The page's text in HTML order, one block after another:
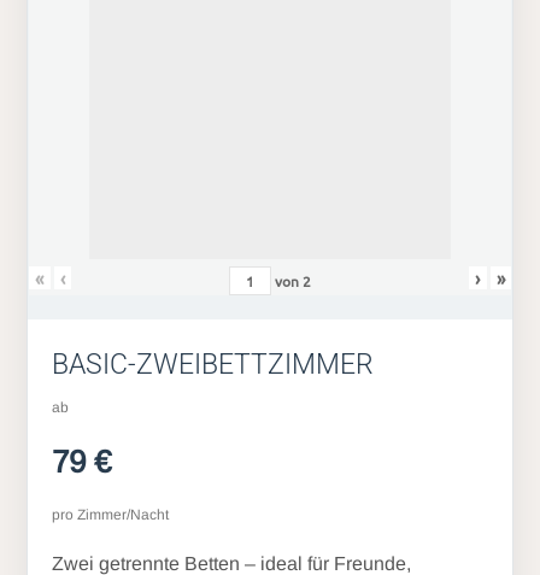
« ‹ von 2 › »
BASIC-ZWEIBETTZIMMER
ab
79 €
pro Zimmer/Nacht
Zwei getrennte Betten – ideal für Freunde,